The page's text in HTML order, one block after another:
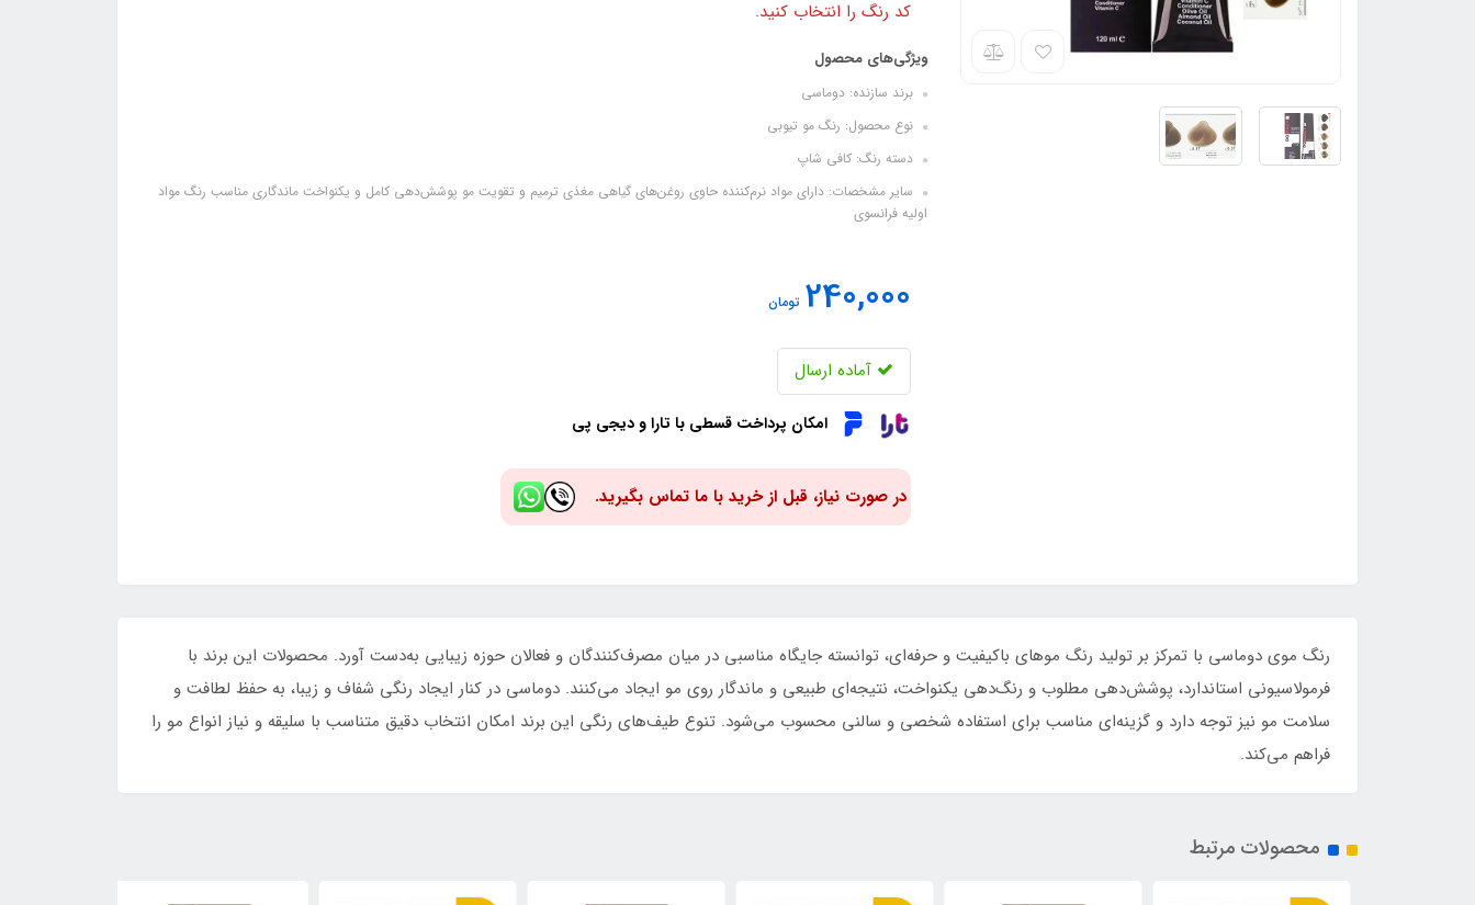
کد رنگ را انتخاب کنید.
ویژگی‌های محصول
برند سازنده: دوماسی
نوع محصول: رنگ مو تیوبی
دسته رنگ: کافی شاپ
سایر مشخصات: دارای مواد نرم‌کننده حاوی روغن‌های گیاهی مغذی ترمیم و تقویت مو پوشش‌دهی کامل و یکنواخت ماندگاری مناسب رنگ مواد
اولیه فرانسوی
240,000 تومان
آماده ارسال
امکان پرداخت قسطی با تارا و دیجی پی
در صورت نیاز، قبل از خرید با ما تماس بگیرید.
رنگ موی دوماسی با تمرکز بر تولید رنگ موهای باکیفیت و حرفه‌ای، توانسته جایگاه مناسبی در میان مصرف‌کنندگان و فعالان حوزه زیبایی به‌دست آورد. محصولات این برند با
فرمولاسیونی استاندارد، پوشش‌دهی مطلوب و رنگ‌دهی یکنواخت، نتیجه‌ای طبیعی و ماندگار روی مو ایجاد می‌کنند. دوماسی در کنار ایجاد رنگی شفاف و زیبا، به حفظ لطافت و
سلامت مو نیز توجه دارد و گزینه‌ای مناسب برای استفاده شخصی و سالنی محسوب می‌شود. تنوع طیف‌های رنگی این برند امکان انتخاب دقیق متناسب با سلیقه و نیاز انواع مو را
فراهم می‌کند.
محصولات مرتبط